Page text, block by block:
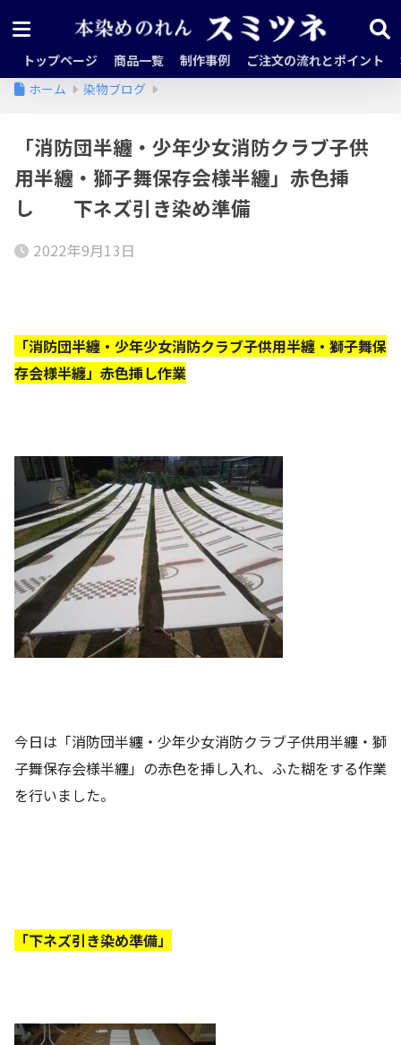
トップページ 商品一覧 制作事例 ご注文の流れとポイント
ホーム
染物ブログ
「消防団半纏・少年少女消防クラブ子供
用半纏・獅子舞保存会様半纏」赤色挿
し 下ネズ引き染め準備
2022年9月13日
「消防団半纏・少年少女消防クラブ子供用半纏・獅子舞保
存会様半纏」赤色挿し作業
今日は「消防団半纏・少年少女消防クラブ子供用半纏・獅
子舞保存会様半纏」の赤色を挿し入れ、ふた糊をする作業
を行いました。
「下ネズ引き染め準備」